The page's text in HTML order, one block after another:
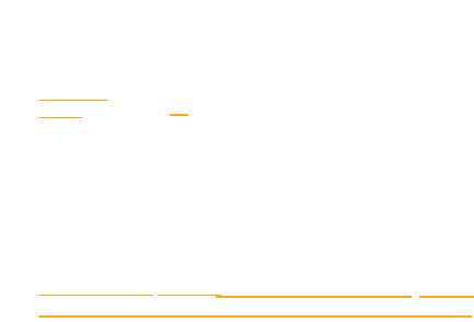
UIM DELLA 3D DAL 29 LUGLIO ALL’1 AGOSTO 2026